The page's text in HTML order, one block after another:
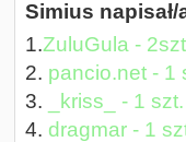
Simius napisał/
1.ZuluGula - 2szt
2. pancio.net - 1
3.
_kriss_ - 1 szt.
4. dragmar - 1